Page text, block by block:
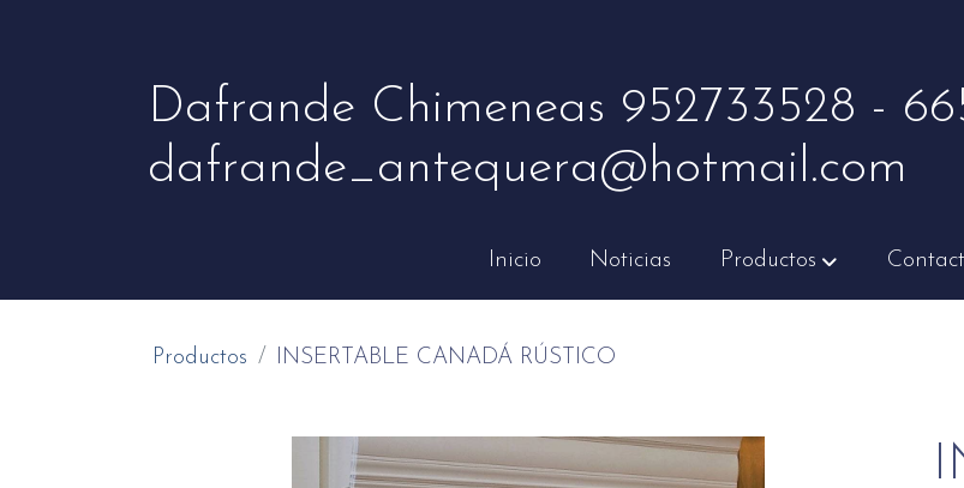
Dafrande Chimeneas 952733528 -
dafrande_antequera@hotmail.com
Inicio Noticias Productos
Productos INSERTABLE CANADÁ RÚSTICO